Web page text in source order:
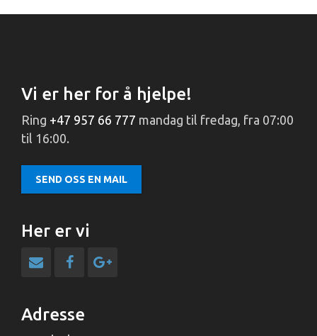
Vi er her for å hjelpe!
Ring +47 957 66 777 mandag til fredag, fra 07:00
til 16:00.
SEND OSS EN MAIL
Her er vi
Adresse